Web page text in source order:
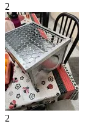
2
2